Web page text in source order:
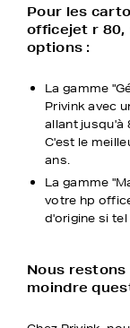
Pour les
officejet r 80,
options :
La gamme
Privink avec
allant jusqu'à
C'est le
ans.
La gamme
votre hp
d'origine si
Nous
moindre